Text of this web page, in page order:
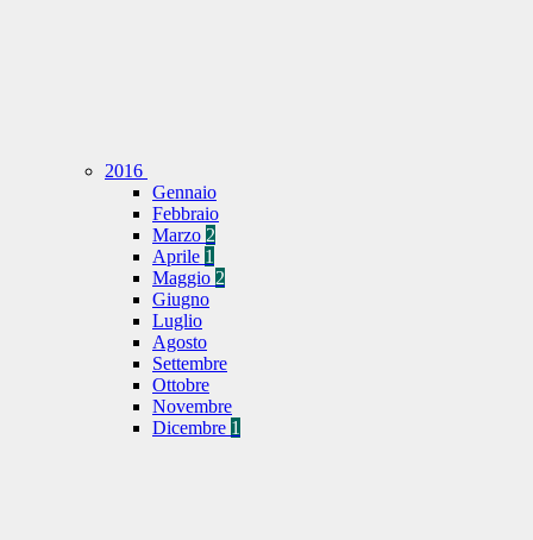
2016
Gennaio
Febbraio
Marzo 2
Aprile 1
Maggio 2
Giugno
Luglio
Agosto
Settembre
Ottobre
Novembre
Dicembre 1